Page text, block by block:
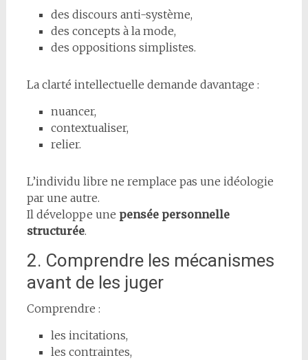
des discours anti-système,
des concepts à la mode,
des oppositions simplistes.
La clarté intellectuelle demande davantage :
nuancer,
contextualiser,
relier.
L’individu libre ne remplace pas une idéologie
par une autre.
Il développe une pensée personnelle
structurée.
2. Comprendre les mécanismes
avant de les juger
Comprendre :
les incitations,
les contraintes,